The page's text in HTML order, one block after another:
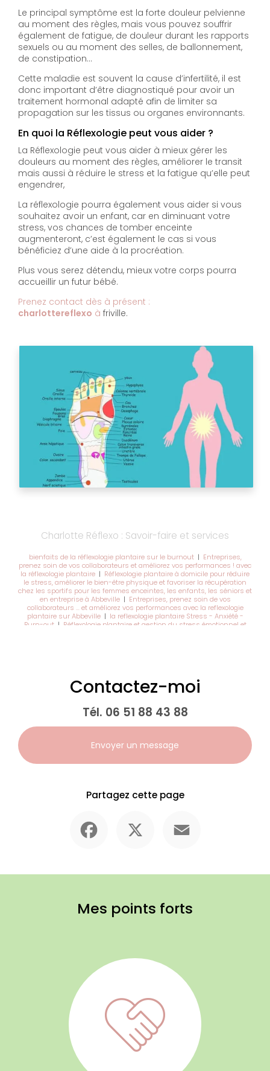
Le principal symptôme est la forte douleur pelvienne
au moment des règles, mais vous pouvez souffrir
également de fatigue, de douleur durant les rapports
sexuels ou au moment des selles, de ballonnement,
de constipation…
Cette maladie est souvent la cause d’infertilité, il est
donc important d’être diagnostiqué pour avoir un
traitement hormonal adapté afin de limiter sa
propagation sur les tissus ou organes environnants.
En quoi la Réflexologie peut vous aider ?
La Réflexologie peut vous aider à mieux gérer les
douleurs au moment des règles, améliorer le transit
mais aussi à réduire le stress et la fatigue qu’elle peut
engendrer,
La réflexologie pourra également vous aider si vous
souhaitez avoir un enfant, car en diminuant votre
stress, vos chances de tomber enceinte
augmenteront, c’est également le cas si vous
bénéficiez d’une aide à la procréation.
Plus vous serez détendu, mieux votre corps pourra
accueillir un futur bébé.
Prenez contact dès à présent :
charlottereflexo à friville.
Charlotte Réflexo : Savoir-faire et services
bienfaits de la réflexologie plantaire sur le burnout| Entreprises,
prenez soin de vos collaborateurs et améliorez vos performances ! avec
la réflexologie plantaire | Réflexologie plantaire à domicile pour réduire
le stress, améliorer le bien-être physique et favoriser la récupération
chez les sportifs pour les femmes enceintes, les enfants, les séniors et
en entreprise à Abbeville| Entreprises, prenez soin de vos
collaborateurs … et améliorez vos performances avec la reflexologie
plantaire sur Abbeville | la reflexologie plantaire Stress - Anxiété -
Burn-out| Réflexologie plantaire et gestion du stress émotionnel et
Contactez-moi
Tél. 06 51 88 43 88
Envoyer un message
Partagez cette page
Mes points forts